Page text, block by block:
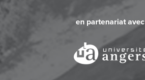
en partenariat avec